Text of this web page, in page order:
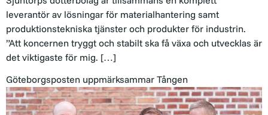
leverantör av lösningar för materialhantering samt
produktionstekniska tjänster och produkter för industrin.
”Att koncernen tryggt och stabilt ska få växa och utvecklas är
det viktigaste för mig. […]
Göteborgsposten uppmärksammar Tången